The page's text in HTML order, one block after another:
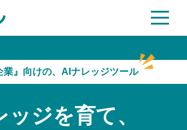
声
業』向けの、AIナレッジツール
ッジを育て、